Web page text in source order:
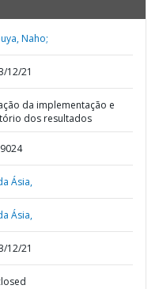
Naho;
12/21
da implementação e
dos resultados
Ásia,
Ásia,
12/21